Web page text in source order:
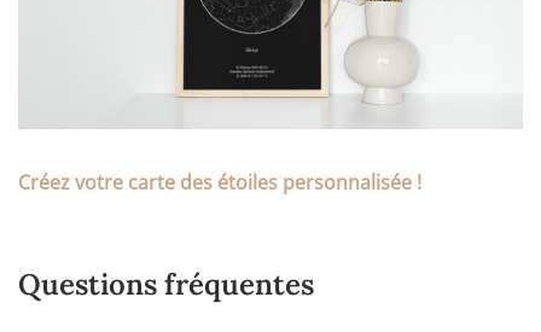
Créez votre carte des étoiles personnalisée !
Questions fréquentes